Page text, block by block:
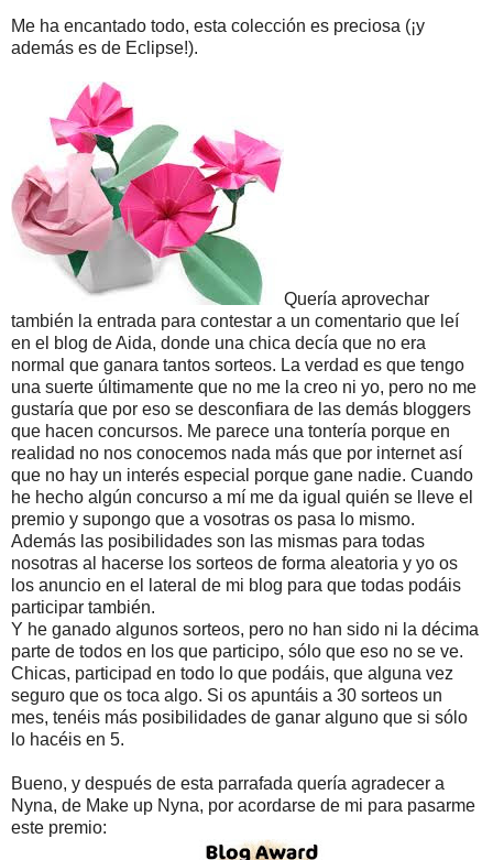
Me ha encantado todo, esta colección es preciosa (¡y
además es de Eclipse!).
Quería aprovechar
también la entrada para contestar a un comentario que leí
en el blog de Aida, donde una chica decía que no era
normal que ganara tantos sorteos. La verdad es que tengo
una suerte últimamente que no me la creo ni yo, pero no me
gustaría que por eso se desconfiara de las demás bloggers
que hacen concursos. Me parece una tontería porque en
realidad no nos conocemos nada más que por internet así
que no hay un interés especial porque gane nadie. Cuando
he hecho algún concurso a mí me da igual quién se lleve el
premio y supongo que a vosotras os pasa lo mismo.
Además las posibilidades son las mismas para todas
nosotras al hacerse los sorteos de forma aleatoria y yo os
los anuncio en el lateral de mi blog para que todas podáis
participar también.
Y he ganado algunos sorteos, pero no han sido ni la décima
parte de todos en los que participo, sólo que eso no se ve.
Chicas, participad en todo lo que podáis, que alguna vez
seguro que os toca algo. Si os apuntáis a 30 sorteos un
mes, tenéis más posibilidades de ganar alguno que si sólo
lo hacéis en 5.
Bueno, y después de esta parrafada quería agradecer a
Nyna, de Make up Nyna, por acordarse de mi para pasarme
este premio: